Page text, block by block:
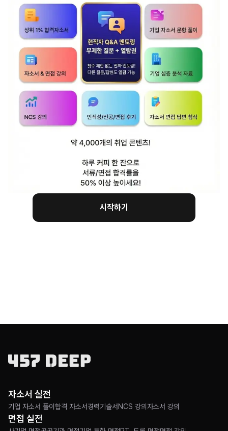
시작하기
자소서 실전
기업 자소서 풀이 합격 자소서경력기술서 NCS 강의자소서 강의
면접 실전